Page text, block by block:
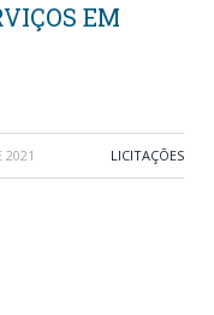
EM
2021 LICITAÇÕES